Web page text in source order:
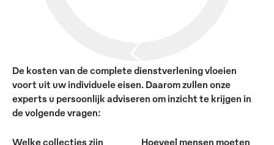
De kosten van de complete dienstverlening vloeien
voort uit uw individuele eisen. Daarom zullen onze
experts u persoonlijk adviseren om inzicht te krijgen in
de volgende vragen:
Welke collecties zijn
Hoeveel mensen moeten